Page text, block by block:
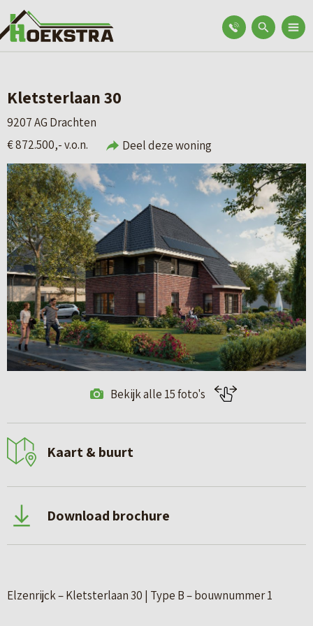
Kletsterlaan 30
9207 AG Drachten
€ 872.500,- v.o.n.
Deel deze woning
Bekijk alle 15 foto's
Kaart & buurt
Download brochure
Elzenrijck – Kletsterlaan 30 | Type B – bouwnummer 1